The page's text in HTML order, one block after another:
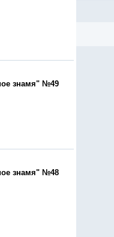
знамя" №49
знамя" №48